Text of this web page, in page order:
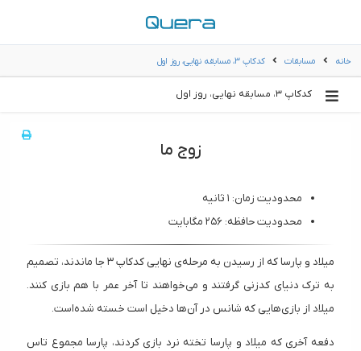
خانه مسابقات کدکاپ ۳، مسابقه نهایی، روز اول
کدکاپ ۳، مسابقه نهایی، روز اول
زوج ما
محدودیت زمان: ۱ ثانیه
محدودیت حافظه: ۲۵۶ مگابایت
میلاد و پارسا که از رسیدن به مرحله‌ی نهایی کدکاپ ۳ جا ماندند، تصمیم
به ترک دنیای کدزنی گرفتند و می‌خواهند تا آخر عمر با هم بازی کنند.
میلاد از بازی‌هایی که شانس در آن‌ها دخیل است خسته‌ شده‌است.
دفعه آخری که میلاد و پارسا تخته نرد بازی کردند، پارسا مجموع تاس